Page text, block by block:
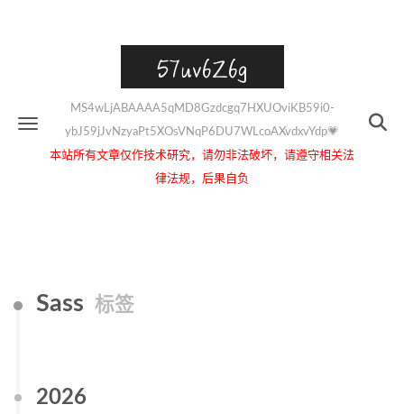
57uv6Z6g
MS4wLjABAAAA5qMD8Gzdcgq7HXUOviKB59i0-
ybJ59jJvNzyaPt5XOsVNqP6DU7WLcoAXvdxvYdp💗
本站所有文章仅作技术研究，请勿非法破坏，请遵守相关法
律法规，后果自负
Sass 标签
2026